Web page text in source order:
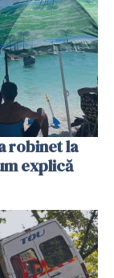
robinet la
explică